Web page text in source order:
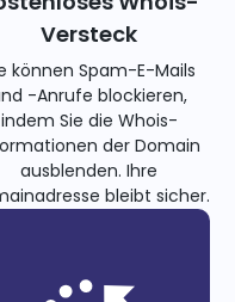
Versteck
können Spam-E-Mails
-Anrufe blockieren,
indem Sie die Whois-
der Domain
ausblenden. Ihre
bleibt sicher.